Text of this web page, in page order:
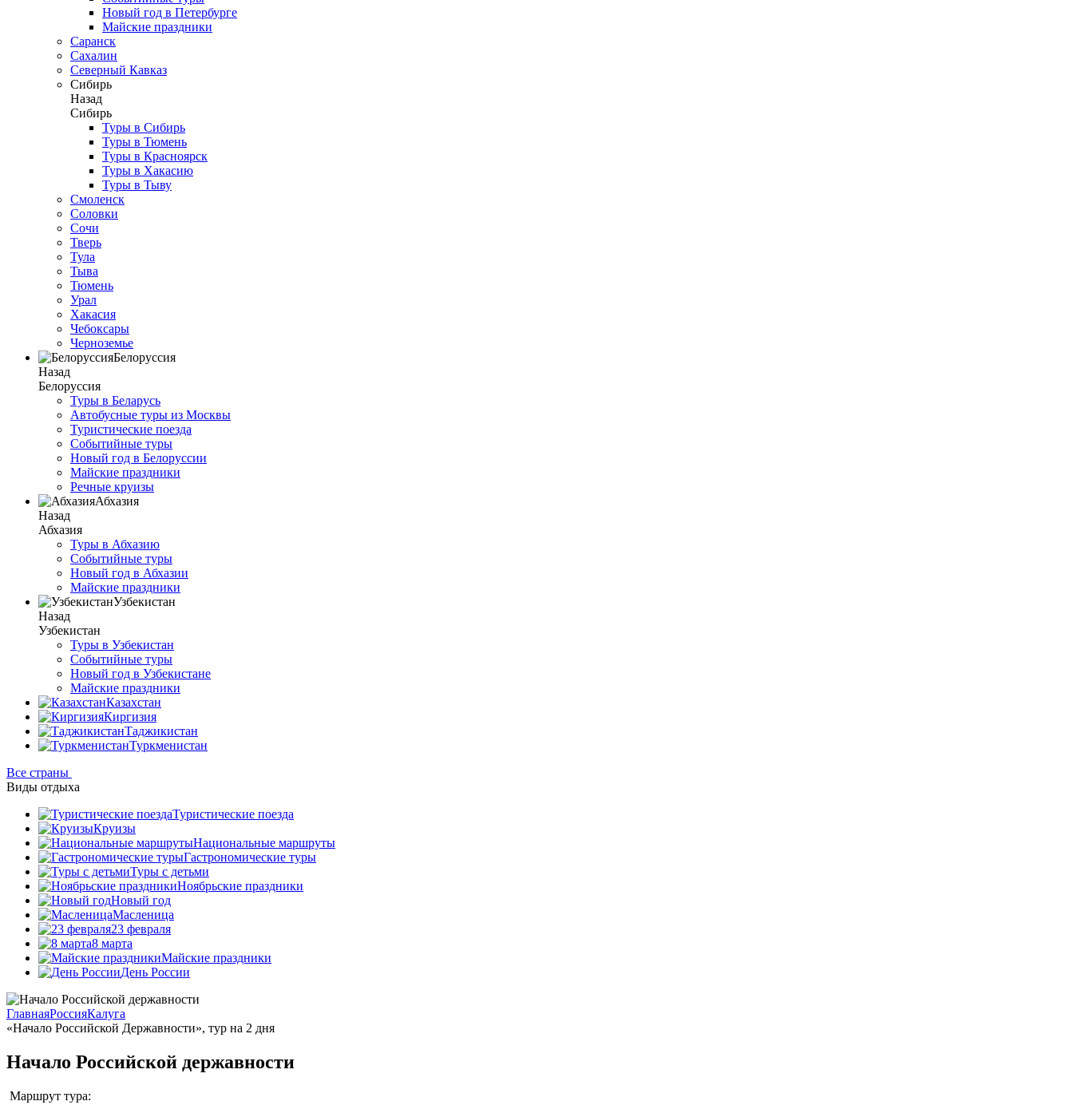
Новый год в Петербурге
Майские праздники
Саранск
Сахалин
Северный Кавказ
Сибирь
Назад
Сибирь
Туры в Сибирь
Туры в Тюмень
Туры в Красноярск
Туры в Хакасию
Туры в Тыву
Смоленск
Соловки
Сочи
Тверь
Тула
Тыва
Тюмень
Урал
Хакасия
Чебоксары
Черноземье
Белоруссия
Назад
Белоруссия
Туры в Беларусь
Автобусные туры из Москвы
Туристические поезда
Событийные туры
Новый год в Белоруссии
Майские праздники
Речные круизы
Абхазия
Назад
Абхазия
Туры в Абхазию
Событийные туры
Новый год в Абхазии
Майские праздники
Узбекистан
Назад
Узбекистан
Туры в Узбекистан
Событийные туры
Новый год в Узбекистане
Майские праздники
Казахстан
Киргизия
Таджикистан
Туркменистан
Все страны
Виды отдыха
Туристические поезда
Круизы
Национальные маршруты
Гастрономические туры
Туры с детьми
Ноябрьские праздники
Новый год
Масленица
23 февраля
8 марта
Майские праздники
День России
ГлавнаяРоссияКалуга
«Начало Российской Державности», тур на 2 дня
Начало Российской державности
Маршрут тура: